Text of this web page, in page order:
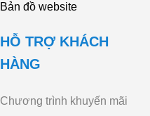
Bản đồ website
HỖ TRỢ KHÁCH
HÀNG
Chương trình khuyến mãi